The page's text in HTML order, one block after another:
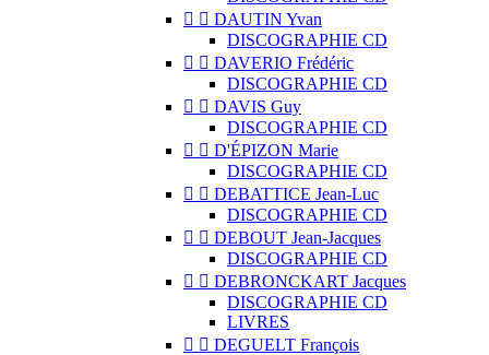
  DAUTIN Yvan
DISCOGRAPHIE CD
  DAVERIO Frédéric
DISCOGRAPHIE CD
  DAVIS Guy
DISCOGRAPHIE CD
  D'ÉPIZON Marie
DISCOGRAPHIE CD
  DEBATTICE Jean-Luc
DISCOGRAPHIE CD
  DEBOUT Jean-Jacques
DISCOGRAPHIE CD
  DEBRONCKART Jacques
DISCOGRAPHIE CD
LIVRES
  DEGUELT François